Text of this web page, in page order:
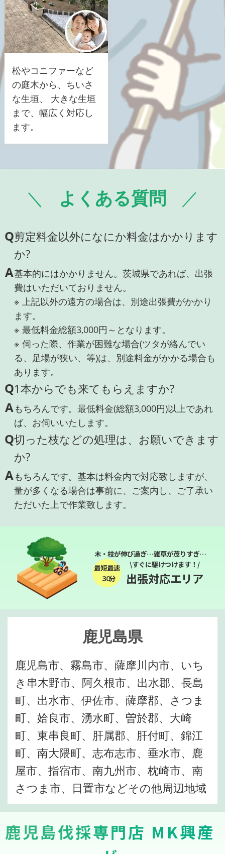
松やコニファーなど
の庭木から、ちいさ
な生垣、 大きな生垣
まで、幅広く対応し
ます。
よくある質問
Q剪定料金以外になにか料金はかかります
か?
A基本的にはかかりません。茨城県であれば、出張
費はいただいておりません。
※ 上記以外の遠方の場合は、別途出張費がかかり
ます。
※ 最低料金総額3,000円～となります。
※ 伺った際、作業が困難な場合(ツタが絡んでい
る、足場が狭い、等)は、別途料金がかかる場合も
あります。
Q1本からでも来てもらえますか?
Aもちろんです。最低料金(総額3,000円)以上であれ
ば、お伺いいたします。
Q切った枝などの処理は、お願いできます
か?
Aもちろんです。基本は料金内で対応致しますが、
量が多くなる場合は事前に、ご案内し、ご了承い
ただいた上で作業致します。
木・枝が伸び過ぎ…雑草が茂りすぎ…
最短最速
３０分
\すぐに駆けつけます！/
出張対応エリア
鹿児島県
鹿児島市、霧島市、薩摩川内市、いち
き串木野市、阿久根市、出水郡、長島
町、出水市、伊佐市、薩摩郡、さつま
町、姶良市、湧水町、曽於郡、大崎
町、東串良町、肝属郡、肝付町、錦江
町、南大隈町、志布志市、垂水市、鹿
屋市、指宿市、南九州市、枕崎市、南
さつま市、日置市などその他周辺地域
鹿児島伐採専門店 MK興産